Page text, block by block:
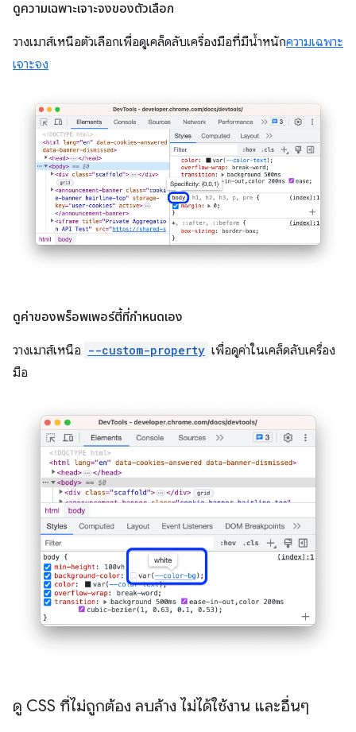
ดูความเฉพาะเจาะจงของตัวเลือก
วางเมาส์เหนือตัวเลือกเพื่อดูเคล็ดลับเครื่องมือที่มีน้ำหนักความเฉพาะ
เจาะจง
ดูค่าของพร็อพเพอร์ตี้ที่กำหนดเอง
วางเมาส์เหนือ --custom-property เพื่อดูค่าในเคล็ดลับเครื่อง
มือ
ดู CSS ที่ไม่ถูกต้อง ลบล้าง ไม่ได้ใช้งาน และอื่นๆ